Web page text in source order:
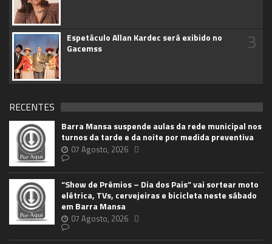
Espetáculo Allan Kardec será exibido no
Gacemss
3
RECENTES
Barra Mansa suspende aulas da rede municipal nos
turnos da tarde e da noite por medida preventiva
07 Agosto, 2026
“Show de Prêmios – Dia dos Pais” vai sortear moto
elétrica, TVs, cervejeiras e bicicleta neste sábado
em Barra Mansa
07 Agosto, 2026